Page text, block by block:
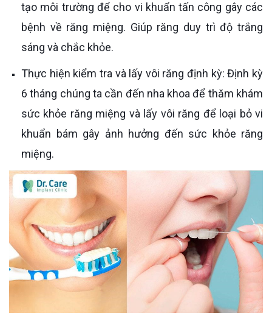
tạo môi trường để cho vi khuẩn tấn công gây các
bệnh về răng miệng. Giúp răng duy trì độ trắng
sáng và chắc khỏe.
Thực hiện kiểm tra và lấy vôi răng định kỳ: Định kỳ
6 tháng chúng ta cần đến nha khoa để thăm khám
sức khỏe răng miệng và lấy vôi răng để loại bỏ vi
khuẩn bám gây ảnh hưởng đến sức khỏe răng
miệng.